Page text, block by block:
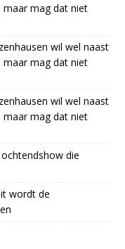
maar mag dat niet
wil wel naast
maar mag dat niet
wil wel naast
maar mag dat niet
die
wordt de